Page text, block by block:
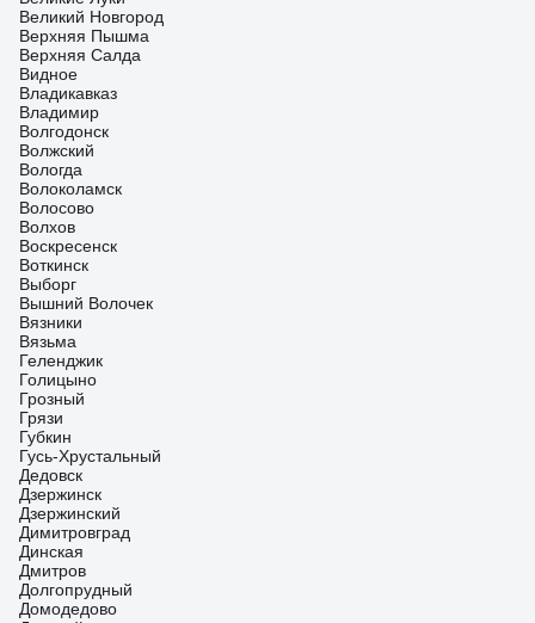
Великий Новгород
Верхняя Пышма
Верхняя Салда
Видное
Владикавказ
Владимир
Волгодонск
Волжский
Вологда
Волоколамск
Волосово
Волхов
Воскресенск
Воткинск
Выборг
Вышний Волочек
Вязники
Вязьма
Геленджик
Голицыно
Грозный
Грязи
Губкин
Гусь-Хрустальный
Дедовск
Дзержинск
Дзержинский
Димитровград
Динская
Дмитров
Долгопрудный
Домодедово